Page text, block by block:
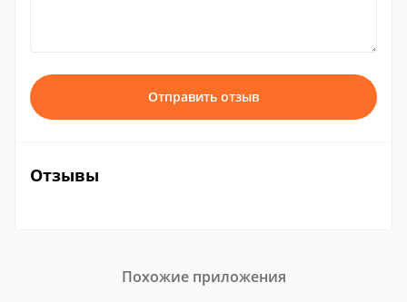
Отправить отзыв
Отзывы
Похожие приложения